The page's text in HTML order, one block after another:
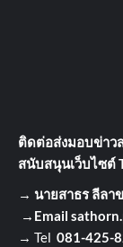
ติดต่อส่งมอบข่าว
สนับสนุนเว็บไซต์
→ นายสาธร ลีลา
→Email
→ Tel 081-425-